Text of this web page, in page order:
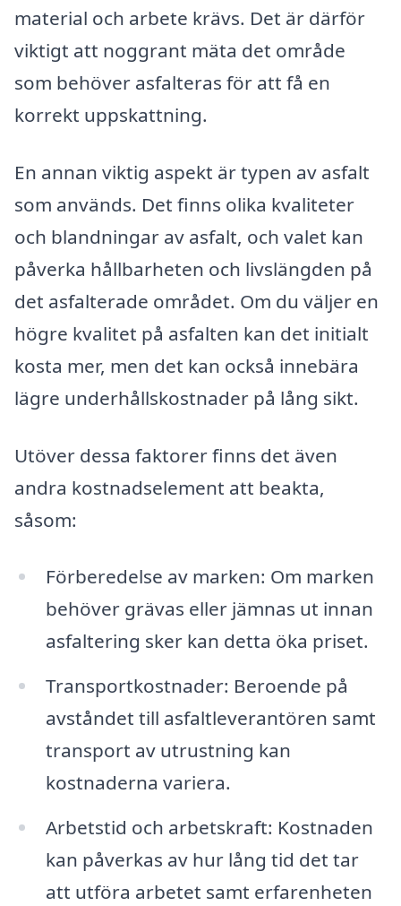
material och arbete krävs. Det är därför
viktigt att noggrant mäta det område
som behöver asfalteras för att få en
korrekt uppskattning.
En annan viktig aspekt är typen av asfalt
som används. Det finns olika kvaliteter
och blandningar av asfalt, och valet kan
påverka hållbarheten och livslängden på
det asfalterade området. Om du väljer en
högre kvalitet på asfalten kan det initialt
kosta mer, men det kan också innebära
lägre underhållskostnader på lång sikt.
Utöver dessa faktorer finns det även
andra kostnadselement att beakta,
såsom:
Förberedelse av marken: Om marken
behöver grävas eller jämnas ut innan
asfaltering sker kan detta öka priset.
Transportkostnader: Beroende på
avståndet till asfaltleverantören samt
transport av utrustning kan
kostnaderna variera.
Arbetstid och arbetskraft: Kostnaden
kan påverkas av hur lång tid det tar
att utföra arbetet samt erfarenheten